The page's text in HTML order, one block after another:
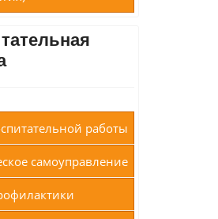
работы
самоуправление